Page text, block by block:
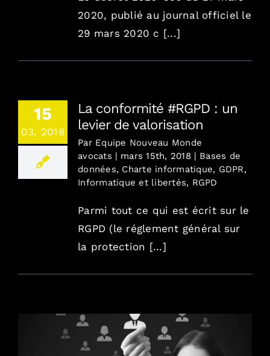
2020, publié au journal officiel le
29 mars 2020 c [...]
15
03, 2018
La conformité #RGPD : un
levier de valorisation
Par Equipe Nouveau Monde
avocats | mars 15th, 2018 | Bases de
données, Charte informatique, GDPR,
Informatique et libertés, RGPD
Parmi tout ce qui est écrit sur le
RGPD (le réglement général sur
la protection [...]